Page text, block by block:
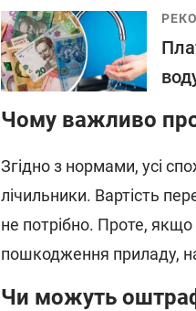
Чому важливо
Згідно з нормами, усі
лічильники. Вартість
не потрібно. Проте,
пошкодження приладу,
Чи можуть